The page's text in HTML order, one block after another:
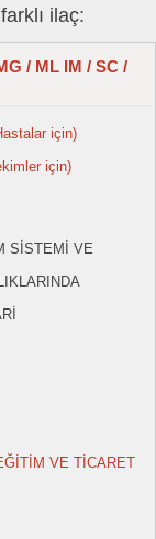
ilaç:
/ ML IM / SC /
için)
için)
SİSTEMİ VE
VE TİCARET